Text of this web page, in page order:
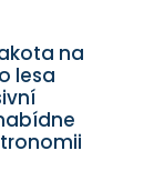
na
lesa